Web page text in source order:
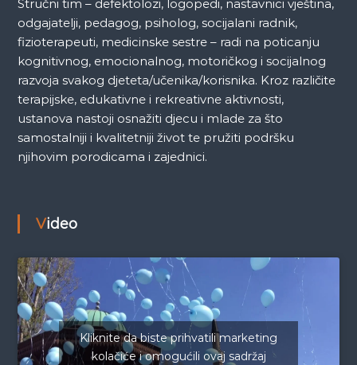
Stručni tim – defektolozi, logopedi, nastavnici vještina,
odgajatelji, pedagog, psiholog, socijalani radnik,
fizioterapeuti, medicinske sestre – radi na poticanju
kognitivnog, emocionalnog, motoričkog i socijalnog
razvoja svakog djeteta/učenika/korisnika. Kroz različite
terapijske, edukativne i rekreativne aktivnosti,
ustanova nastoji osnažiti djecu i mlade za što
samostalniji i kvalitetniji život te pružiti podršku
njihovim porodicama i zajednici.
Video
Kliknite da biste prihvatili marketing
kolačiće i omogućili ovaj sadržaj